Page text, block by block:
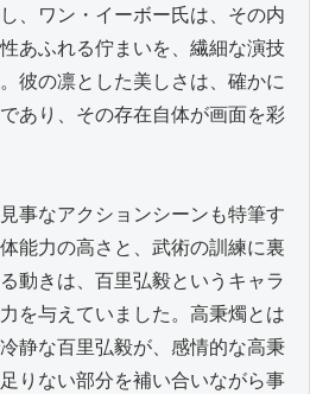
、ワン・イーボー氏は、その内
あふれる佇まいを、繊細な演技
彼の凛とした美しさは、確かに
あり、その存在自体が画面を彩
事なアクションシーンも特筆す
能力の高さと、武術の訓練に裏
動きは、百里弘毅というキャラ
を与えていました。高秉燭とは
静な百里弘毅が、感情的な高秉
りない部分を補い合いながら事